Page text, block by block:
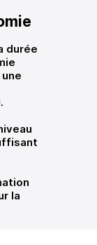
durée
la